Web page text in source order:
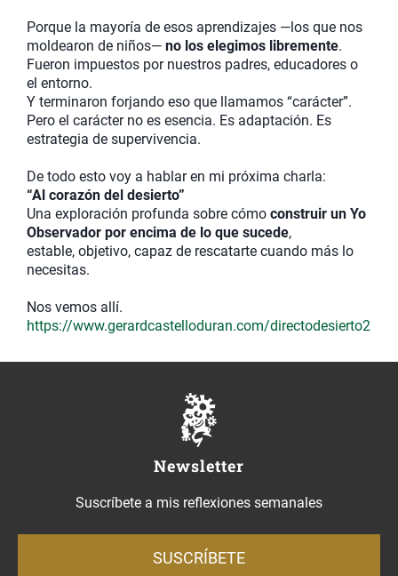
Porque la mayoría de esos aprendizajes —los que nos
moldearon de niños— no los elegimos libremente.
Fueron impuestos por nuestros padres, educadores o
el entorno.
Y terminaron forjando eso que llamamos “carácter”.
Pero el carácter no es esencia. Es adaptación. Es
estrategia de supervivencia.
De todo esto voy a hablar en mi próxima charla:
“Al corazón del desierto”
Una exploración profunda sobre cómo construir un Yo
Observador por encima de lo que sucede,
estable, objetivo, capaz de rescatarte cuando más lo
necesitas.
Nos vemos allí.
https://www.gerardcastelloduran.com/directodesierto2
Newsletter
Suscríbete a mis reflexiones semanales
SUSCRÍBETE